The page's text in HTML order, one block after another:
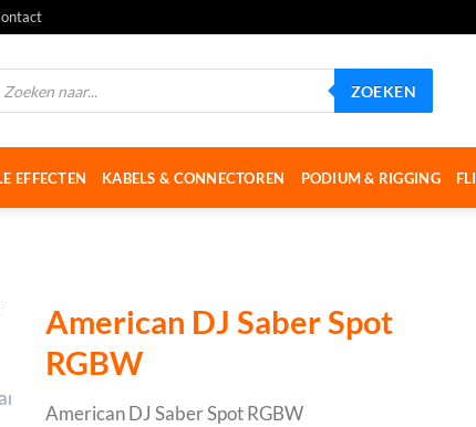
ZOEKEN
EFFECTEN KABELS & CONNECTOREN PODIUM & RIGGING
American DJ Saber Spot
RGBW
American DJ Saber Spot RGBW